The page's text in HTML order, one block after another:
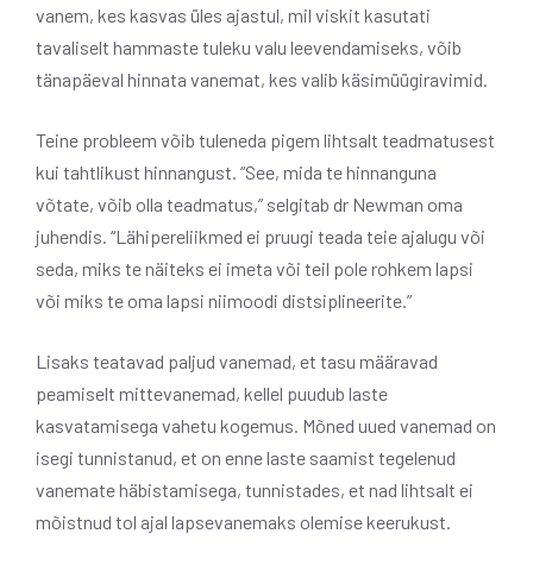
vanem, kes kasvas üles ajastul, mil viskit kasutati
tavaliselt hammaste tuleku valu leevendamiseks, võib
tänapäeval hinnata vanemat, kes valib käsimüügiravimid.
Teine probleem võib tuleneda pigem lihtsalt teadmatusest
kui tahtlikust hinnangust. “See, mida te hinnanguna
võtate, võib olla teadmatus,” selgitab dr Newman oma
juhendis. “Lähipereliikmed ei pruugi teada teie ajalugu või
seda, miks te näiteks ei imeta või teil pole rohkem lapsi
või miks te oma lapsi niimoodi distsiplineerite.”
Lisaks teatavad paljud vanemad, et tasu määravad
peamiselt mittevanemad, kellel puudub laste
kasvatamisega vahetu kogemus. Mõned uued vanemad on
isegi tunnistanud, et on enne laste saamist tegelenud
vanemate häbistamisega, tunnistades, et nad lihtsalt ei
mõistnud tol ajal lapsevanemaks olemise keerukust.